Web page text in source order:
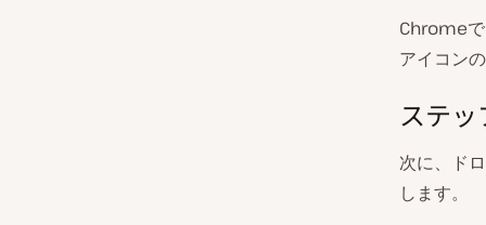
Chrome
アイコン
ステッ
次に、ド
します。